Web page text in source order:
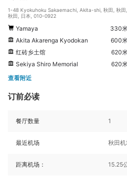
1-48 Kyokuhoku Sakaemachi, Akita-shi, 秋田, 秋田,
秋田, 日本, 010-0922
Yamaya
330
Akita Akarenga Kyodokan
600
红砖乡土馆
620
Sekiya Shiro Memorial
620
查看附近
订前必读
餐厅数量 1
最近机场 秋田
距离机场： 15.25